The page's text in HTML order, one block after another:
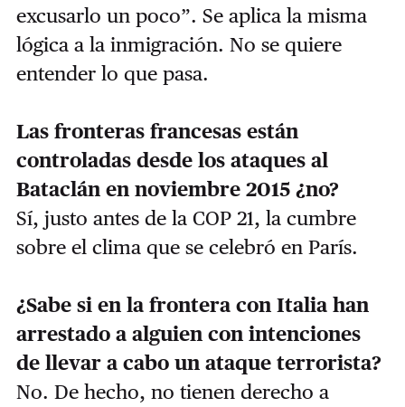
excusarlo un poco”. Se aplica la misma
lógica a la inmigración. No se quiere
entender lo que pasa.
Las fronteras francesas están
controladas desde los ataques al
Bataclán en noviembre 2015 ¿no?
Sí, justo antes de la COP 21, la cumbre
sobre el clima que se celebró en París.
¿Sabe si en la frontera con Italia han
arrestado a alguien con intenciones
de llevar a cabo un ataque terrorista?
No. De hecho, no tienen derecho a